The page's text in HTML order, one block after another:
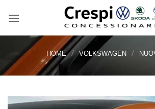
HOME / VOLKSWAGEN /